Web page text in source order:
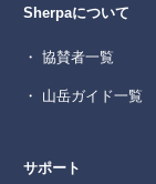
Sherpaについて
・ 協賛者一覧
・ 山岳ガイド一覧
サポート